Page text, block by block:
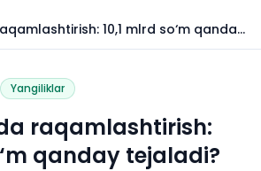
10,1 mlrd so‘m qanday
Yangiliklar
raqamlashtirish:
qanday tejaladi?